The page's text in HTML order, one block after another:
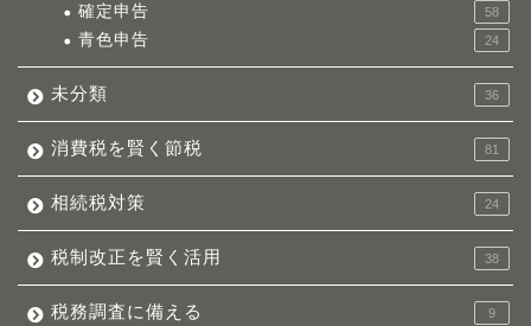
確定申告 58
青色申告 24
未分類 36
消費税を賢く節税 81
相続税対策 24
税制改正を賢く活用 38
税務調査に備える 9